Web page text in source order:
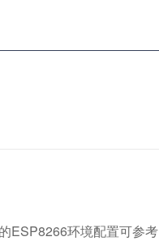
ESP8266环境配置可参